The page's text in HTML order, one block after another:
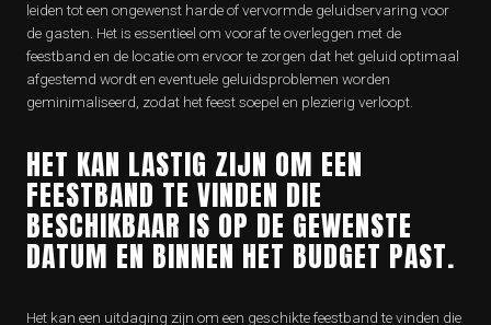
leiden tot een ongewenst harde of vervormde geluidservaring voor
de gasten. Het is essentieel om vooraf te overleggen met de
feestband en de locatie om ervoor te zorgen dat het geluid optimaal
afgestemd wordt en eventuele geluidsproblemen worden
geminimaliseerd, zodat het feest soepel en plezierig verloopt.
HET KAN LASTIG ZIJN OM EEN
FEESTBAND TE VINDEN DIE
BESCHIKBAAR IS OP DE GEWENSTE
DATUM EN BINNEN HET BUDGET PAST.
Het kan een uitdaging zijn om een geschikte feestband te vinden die